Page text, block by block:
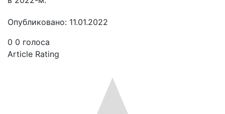
Опубликовано: 11.01.2022
0 0 голоса
Article Rating